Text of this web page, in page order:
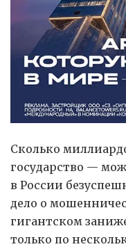
Сколько
государство —
в России
дело о
гигантском
только по